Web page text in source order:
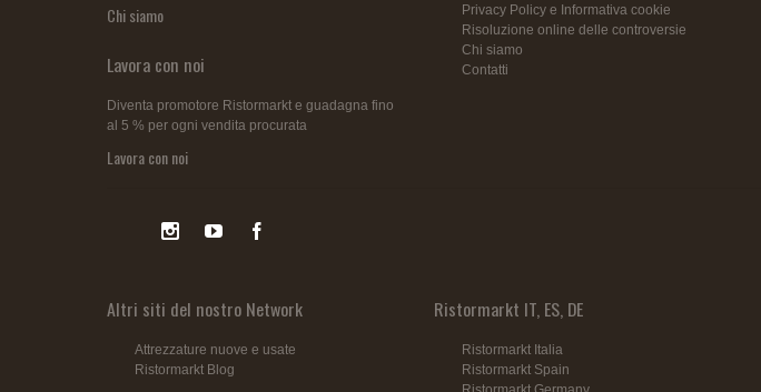
Chi siamo
Lavora con noi
Diventa promotore Ristormarkt e guadagna fino
al 5 % per ogni vendita procurata
Lavora con noi
Privacy Policy e Informativa cookie
Risoluzione online delle controversie
Chi siamo
Contatti
Altri siti del nostro Network
Attrezzature nuove e usate
Ristormarkt Blog
Ristormarkt IT, ES, DE
Ristormarkt Italia
Ristormarkt Spain